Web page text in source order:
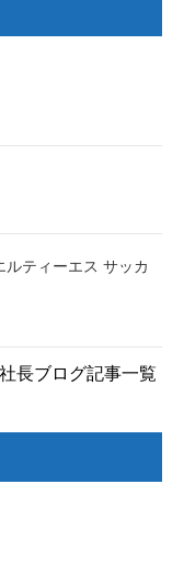
ルティーエス サッカ
社長ブログ記事一覧